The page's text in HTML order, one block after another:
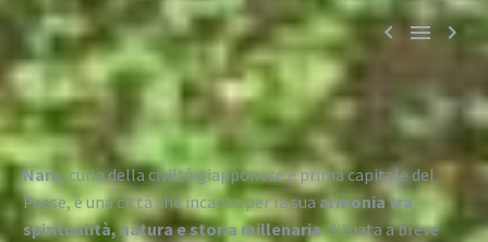
  
Nara, culla della civiltà giapponese e prima capitale del
Paese, è una città che incanta per la sua armonia tra
spiritualità, natura e storia millenaria. Situata a breve